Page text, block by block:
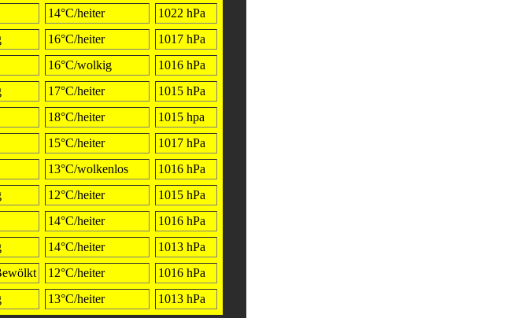
14°C/heiter
1022 hPa
16°C/heiter
1017 hPa
16°C/wolkig
1016 hPa
17°C/heiter
1015 hPa
18°C/heiter
1015 hpa
15°C/heiter
1017 hPa
13°C/wolkenlos
1016 hPa
12°C/heiter
1015 hPa
14°C/heiter
1016 hPa
14°C/heiter
1013 hPa
12°C/heiter
1016 hPa
13°C/heiter 1013 hPa